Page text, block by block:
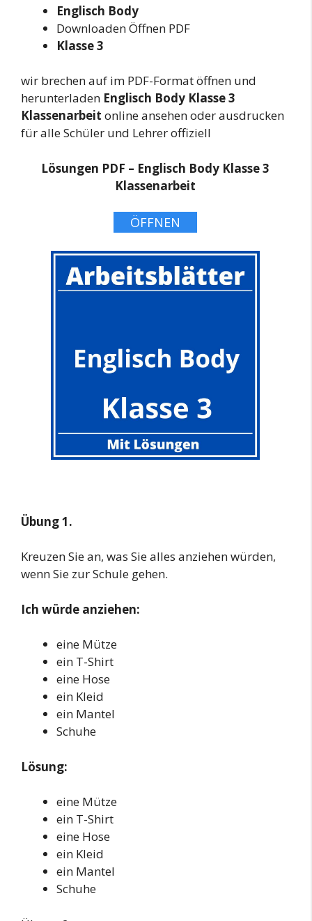
Englisch Body
Downloaden Öffnen PDF
Klasse 3
wir brechen auf im PDF-Format öffnen und
herunterladen Englisch Body Klasse 3
Klassenarbeit online ansehen oder ausdrucken
für alle Schüler und Lehrer offiziell
Lösungen PDF – Englisch Body Klasse 3
Klassenarbeit
ÖFFNEN
Übung 1.
Kreuzen Sie an, was Sie alles anziehen würden,
wenn Sie zur Schule gehen.
Ich würde anziehen:
eine Mütze
ein T-Shirt
eine Hose
ein Kleid
ein Mantel
Schuhe
Lösung:
eine Mütze
ein T-Shirt
eine Hose
ein Kleid
ein Mantel
Schuhe